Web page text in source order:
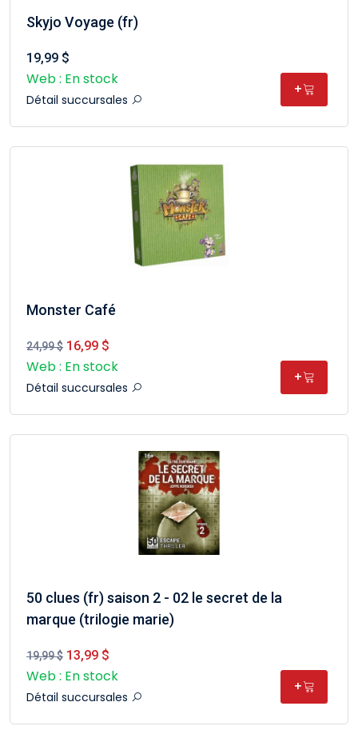
Skyjo Voyage (fr)
19,99 $
Web : En stock
Détail succursales
+
Monster Café
24,99 $ 16,99 $
Web : En stock
Détail succursales
+
50 clues (fr) saison 2 - 02 le secret de la
marque (trilogie marie)
19,99 $ 13,99 $
Web : En stock
Détail succursales
+